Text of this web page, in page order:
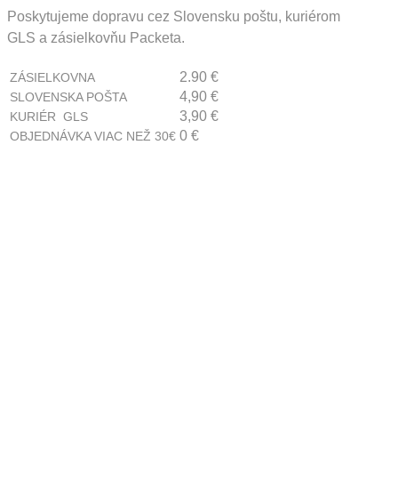
Poskytujeme dopravu cez Slovensku poštu, kuriérom
GLS a zásielkovňu Packeta.
ZÁSIELKOVNA 2.90 €
SLOVENSKA POŠTA 4,90 €
KURIÉR GLS 3,90 €
OBJEDNÁVKA VIAC NEŽ 30€ 0 €